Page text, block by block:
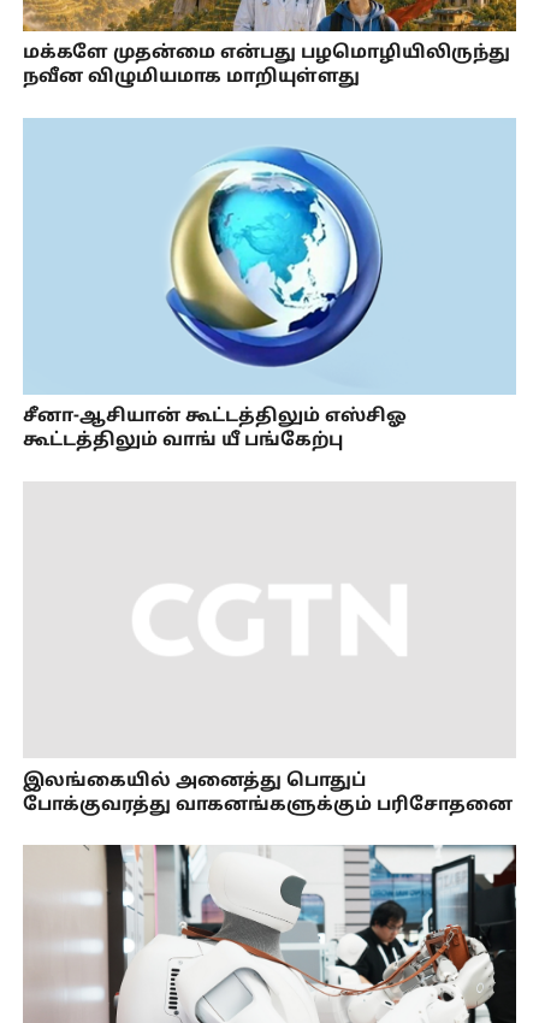
மக்களே முதன்மை என்பது பழமொழியிலிருந்து
நவீன விழுமியமாக மாறியுள்ளது
சீனா-ஆசியான் கூட்டத்திலும் எஸ்சிஓ
கூட்டத்திலும் வாங் யீ பங்கேற்பு
இலங்கையில் அனைத்து பொதுப்
போக்குவரத்து வாகனங்களுக்கும் பரிசோதனை